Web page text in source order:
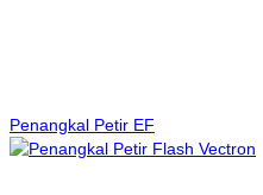
Penangkal Petir EF